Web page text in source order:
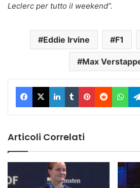
Leclerc per tutto il weekend”.
Eddie Irvine F1
Max
Facebook
X LinkedIn
TumblrPinterest
Reddit
Articoli Correlati